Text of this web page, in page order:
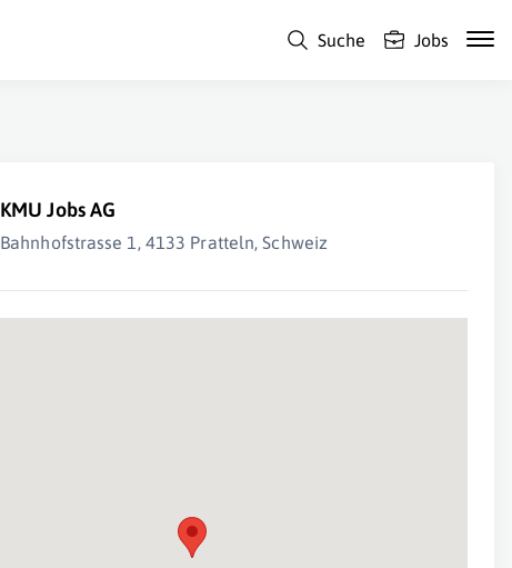
Suche Jobs
KMU Jobs AG
Bahnhofstrasse 1, 4133 Pratteln, Schweiz